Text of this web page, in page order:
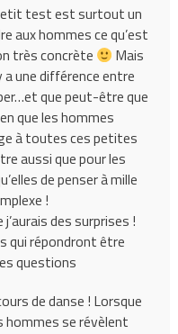
est surtout un
aux hommes ce qu’est
très concrète
Mais
une différence entre
que peut-être que
que les hommes
à toutes ces petites
aussi que pour les
!
des surprises !
qui répondront être
questions
de danse ! Lorsque
hommes se révèlent